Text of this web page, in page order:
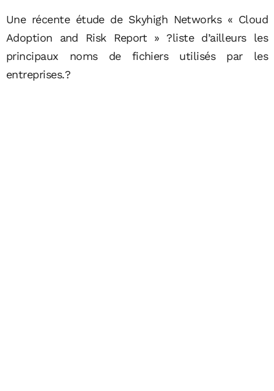
Une récente étude de Skyhigh Networks « Cloud
Adoption and Risk Report » ?liste d’ailleurs les
principaux noms de fichiers utilisés par les
entreprises.?